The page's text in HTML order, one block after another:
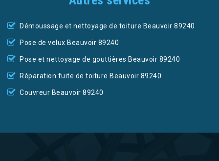
Démoussage et nettoyage de toiture Beauvoir 89240
Pose de velux Beauvoir 89240
Pose et nettoyage de gouttières Beauvoir 89240
Réparation fuite de toiture Beauvoir 89240
Couvreur Beauvoir 89240